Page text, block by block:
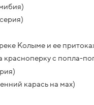
Колыме и ее
красноперку с попла-
карась на мах)